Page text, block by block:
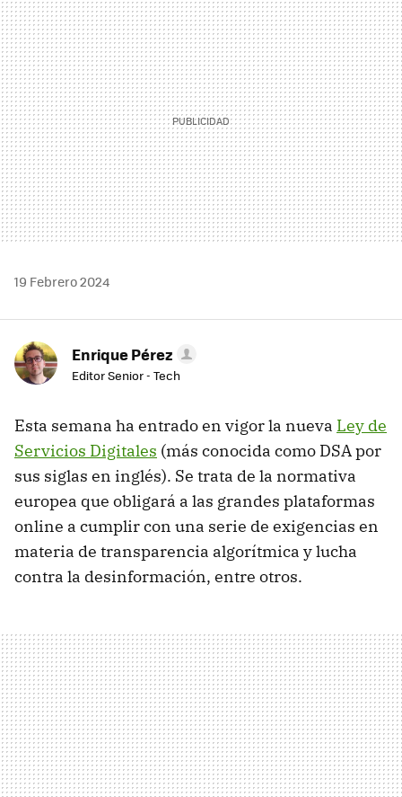
MAIL
19 Febrero 2024
Enrique Pérez
Editor Senior - Tech
Esta semana ha entrado en vigor la nueva Ley de
Servicios Digitales (más conocida como DSA por
sus siglas en inglés). Se trata de la normativa
europea que obligará a las grandes plataformas
online a cumplir con una serie de exigencias en
materia de transparencia algorítmica y lucha
contra la desinformación, entre otros.